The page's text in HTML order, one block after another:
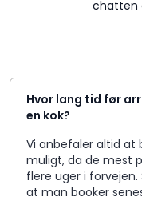
chatten
Hvor lang tid før
en kok?
Vi anbefaler altid at
muligt, da de mest
flere uger i
at man booker